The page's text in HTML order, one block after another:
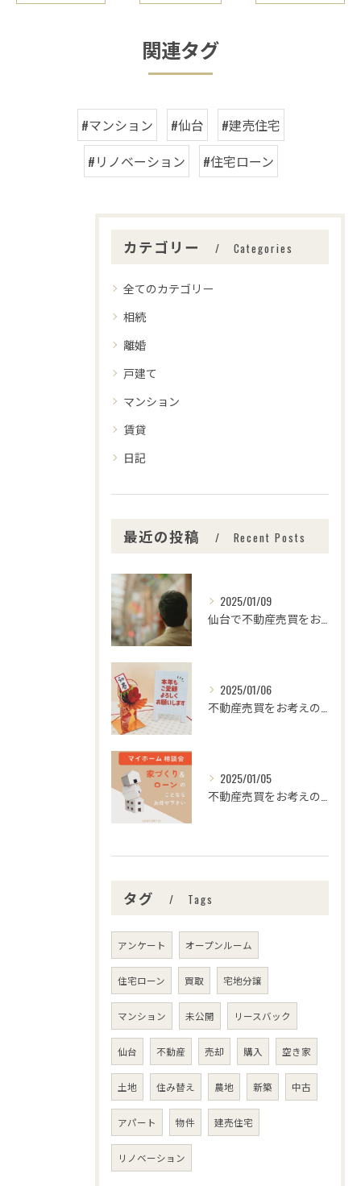
関連タグ
#マンション #仙台
#建売住宅
#リノベーション
#住宅ローン
カテゴリー Categories
全てのカテゴリー
相続
離婚
戸建て
マンション
賃貸
日記
最近の投稿 Recent Posts
2025/01/09
2025/01/06
2025/01/05
タグ Tags
アンケート オープンルーム
住宅ローン 買取 宅地分譲
マンション 未公開 リースバック
仙台 不動産 売却 購入 空き家
土地 住み替え 農地 新築 中古
アパート 物件 建売住宅
リノベーション